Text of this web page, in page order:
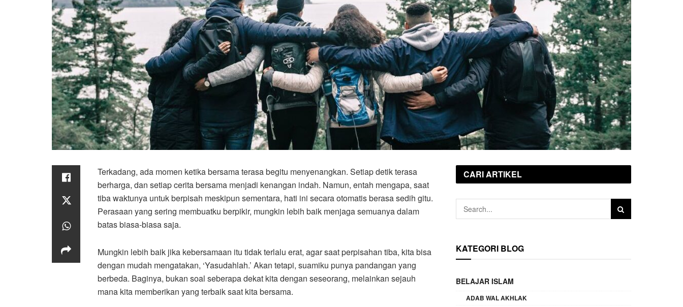
Terkadang, ada momen ketika bersama terasa begitu menyenangkan. Setiap detik terasa
berharga, dan setiap cerita bersama menjadi kenangan indah. Namun, entah mengapa, saat
tiba waktunya untuk berpisah meskipun sementara, hati ini secara otomatis berasa sedih gitu.
Perasaan yang sering membuatku berpikir, mungkin lebih baik menjaga semuanya dalam
batas biasa-biasa saja.
Mungkin lebih baik jika kebersamaan itu tidak terlalu erat, agar saat perpisahan tiba, kita bisa
dengan mudah mengatakan, ‘Yasudahlah.’ Akan tetapi, suamiku punya pandangan yang
berbeda. Baginya, bukan soal seberapa dekat kita dengan seseorang, melainkan sejauh
mana kita memberikan yang terbaik saat kita bersama.
CARI ARTIKEL
KATEGORI BLOG
BELAJAR ISLAM
ADAB WAL AKHLAK